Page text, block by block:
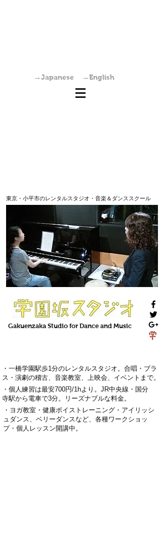
→Japanese →English
東京・小平市のレンタルスタジオ・音楽＆ダンススクール
Gakuenzaka Studio for Dance and Music
・一橋学園駅歩1分のレンタルスタジオ。 合唱・ブラ
ス・演劇の稽古、 音楽教室、上映会、 イベント まで。
・ 個人練習は最安700円/1hより。 J R中央線・国分
寺駅から電車で3分。
リーズナブルな料金。
・ ヨガ教室・ 健康ボイストレーニング ・ アイリッシ
ュダンス、ベリーダンスなど、各種ワークショッ
プ・ 個人レッスン開講中。